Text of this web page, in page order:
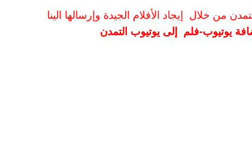
من خلال إيجاد الأفلام الجيدة وإرسالها الينا
يوتيوب-فلم إلى يوتيوب التمدن